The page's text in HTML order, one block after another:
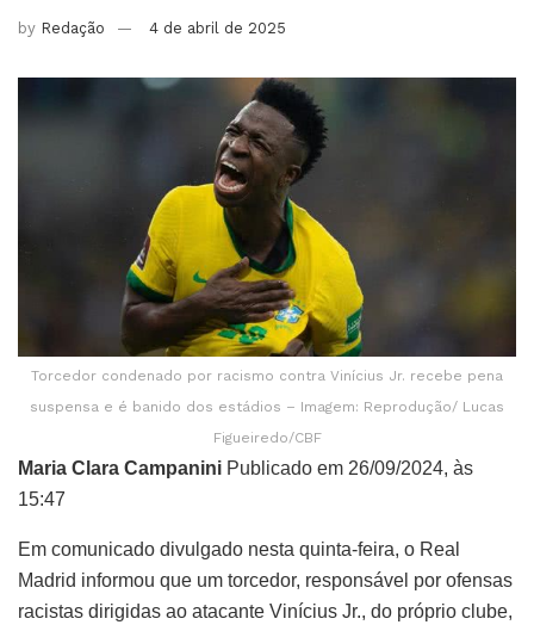
by Redação 4 de abril de 2025
Torcedor condenado por racismo contra Vinícius Jr. recebe pena
suspensa e é banido dos estádios – Imagem: Reprodução/ Lucas
Figueiredo/CBF
Maria Clara Campanini Publicado em 26/09/2024, às
15:47
Em comunicado divulgado nesta quinta-feira, o Real
Madrid informou que um torcedor, responsável por ofensas
racistas dirigidas ao atacante Vinícius Jr., do próprio clube,